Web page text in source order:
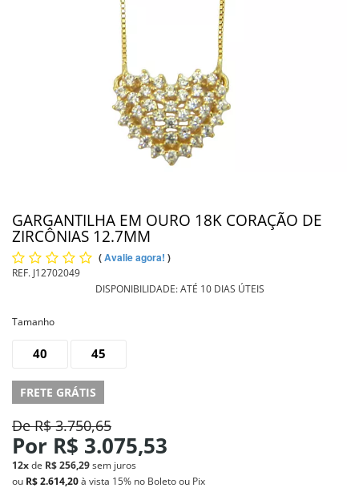
GARGANTILHA EM OURO 18K CORAÇÃO DE
ZIRCÔNIAS 12.7MM
(Avalie agora! )
REF. J12702049
DISPONIBILIDADE:ATÉ 10 DIAS ÚTEIS
Tamanho
40 45
FRETE GRÁTIS
DeR$ 3.750,65
Por R$ 3.075,53
12xde R$ 256,29sem juros
ou R$ 2.614,20à vista 15% no Boleto ou Pix